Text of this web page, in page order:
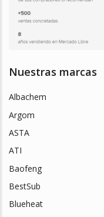
Nuestras marcas
Albachem
Argom
ASTA
ATI
Baofeng
BestSub
Blueheat